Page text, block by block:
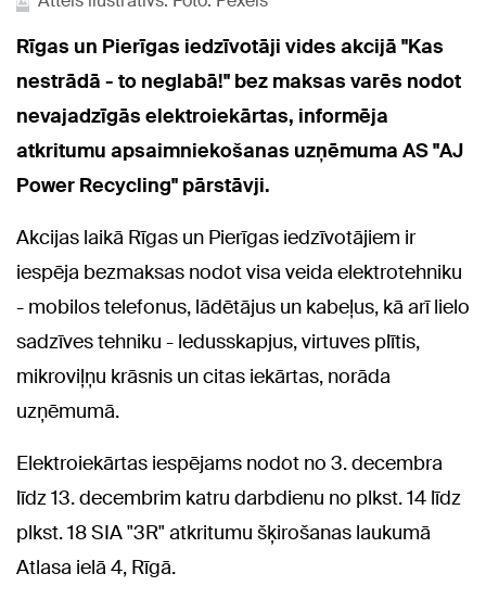
Rīgas un Pierīgas iedzīvotāji vides akcijā "Kas
nestrādā - to neglabā!" bez maksas varēs nodot
nevajadzīgās elektroiekārtas, informēja
atkritumu apsaimniekošanas uzņēmuma AS "AJ
Power Recycling" pārstāvji.
Akcijas laikā Rīgas un Pierīgas iedzīvotājiem ir
iespēja bezmaksas nodot visa veida elektrotehniku
- mobilos telefonus, lādētājus un kabeļus, kā arī lielo
sadzīves tehniku - ledusskapjus, virtuves plītis,
mikroviļņu krāsnis un citas iekārtas, norāda
uzņēmumā.
Elektroiekārtas iespējams nodot no 3. decembra
līdz 13. decembrim katru darbdienu no plkst. 14 līdz
plkst. 18 SIA "3R" atkritumu šķirošanas laukumā
Atlasa ielā 4, Rīgā.